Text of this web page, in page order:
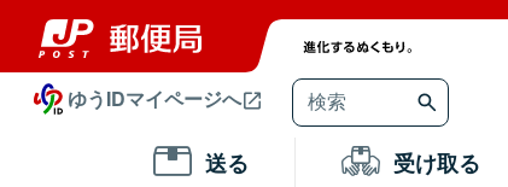
ゆうIDマイページへ
送る 受け取る